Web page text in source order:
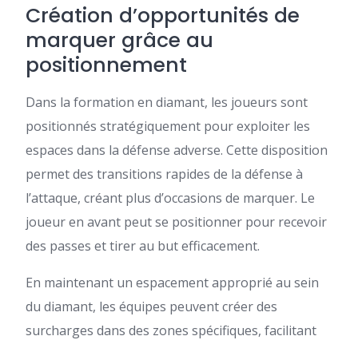
Création d’opportunités de
marquer grâce au
positionnement
Dans la formation en diamant, les joueurs sont
positionnés stratégiquement pour exploiter les
espaces dans la défense adverse. Cette disposition
permet des transitions rapides de la défense à
l’attaque, créant plus d’occasions de marquer. Le
joueur en avant peut se positionner pour recevoir
des passes et tirer au but efficacement.
En maintenant un espacement approprié au sein
du diamant, les équipes peuvent créer des
surcharges dans des zones spécifiques, facilitant